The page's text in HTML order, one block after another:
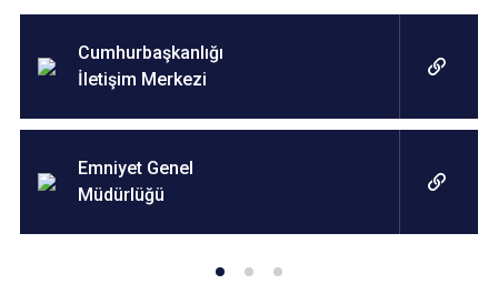
Cumhurbaşkanlığı
İletişim Merkezi
Emniyet Genel
Müdürlüğü